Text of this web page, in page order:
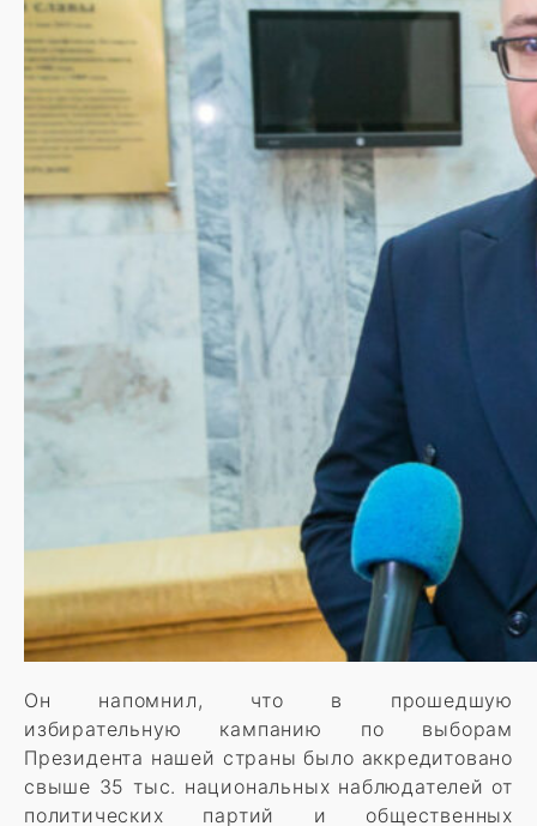
Он напомнил, что в прошедшую
избирательную кампанию по выборам
Президента нашей страны было аккредитовано
свыше 35 тыс. национальных наблюдателей от
политических партий и общественных